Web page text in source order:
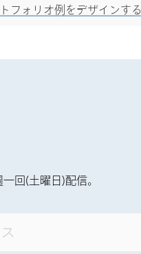
フォリオ例をデザインする
回(土曜日)配信。